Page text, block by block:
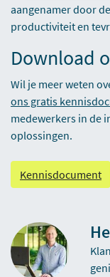
aangenamer door
productiviteit en
Download
Wil je meer weten
ons gratis
medewerkers in de
oplossingen.
Kennisdocument